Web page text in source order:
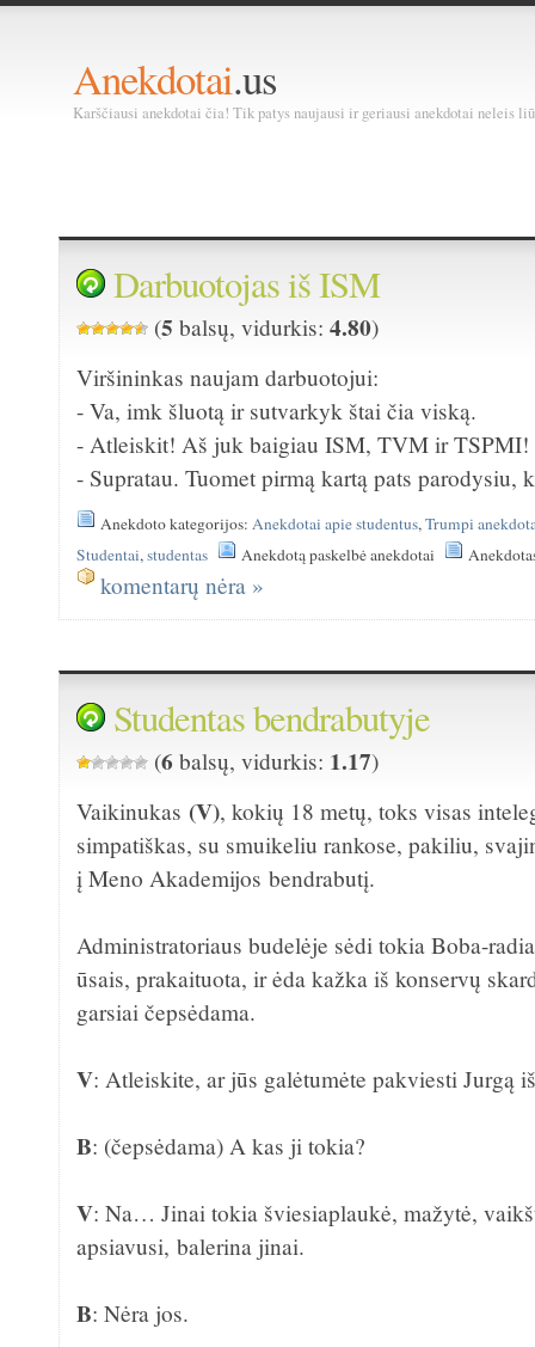
Anekdotai.us
Karščiausi anekdotai čia! Tik patys naujausi ir geriausi anekdotai neleis
Darbuotojas iš ISM
(5 balsų, vidurkis:4.80)
Viršininkas naujam darbuotojui:
- Va, imk šluotą ir sutvarkyk štai čia viską.
- Atleiskit! Aš juk baigiau ISM, TVM ir TSPMI!
- Supratau. Tuomet pirmą kartą pats parodysiu,
Anekdoto kategorijos:Anekdotai apie studentus,Trumpi
Studentai,studentas Anekdotą paskelbė anekdotai
komentarų nėra »
Studentas bendrabutyje
(6 balsų, vidurkis: 1.17)
Vaikinukas (V), kokių 18 metų, toks visas
simpatiškas, su smuikeliu rankose, pakiliu,
į Meno Akademijos bendrabutį.
Administratoriaus budelėje sėdi tokia Boba-
ūsais, prakaituota, ir ėda kažka iš konservų
garsiai čepsėdama.
V: Atleiskite, ar jūs galėtumėte pakviesti Jurgą
B: (čepsėdama) A kas ji tokia?
V: Na… Jinai tokia šviesiaplaukė, mažytė,
apsiavusi, balerina jinai.
B: Nėra jos.